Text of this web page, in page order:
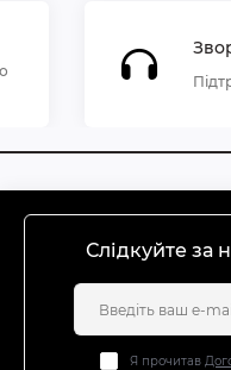
Слідкуйте за
Я прочитав